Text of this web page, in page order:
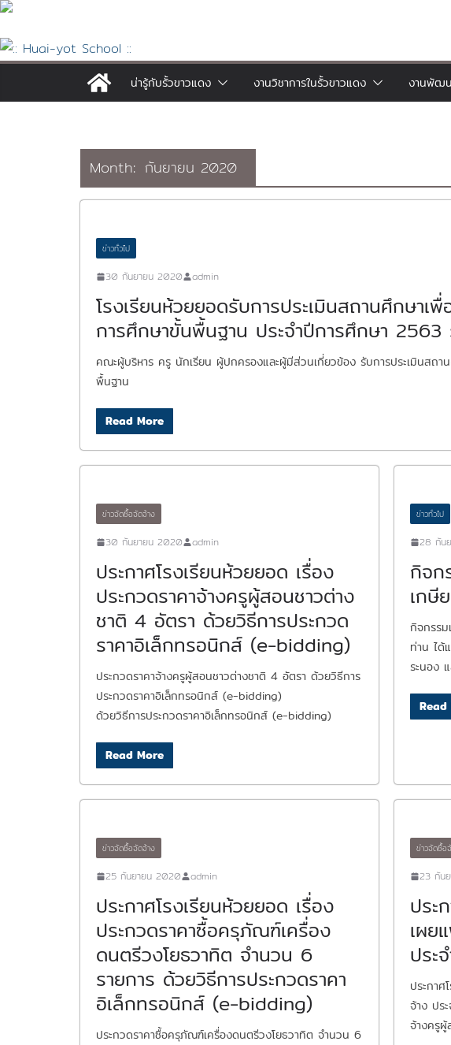
Skip
content
น่ารู้กับรั้วขาวแดง งานวิชาการในรั้วขาวแดง งานพัฒ
Month: กันยายน 2020
ข่าวทั่วไป
30 กันยายน 2020 admin
โรงเรียนห้วยยอดรับการประเมินสถานศึกษาเ
การศึกษาขั้นพื้นฐาน ประจำปีการศึกษา 2563
คณะผู้บริหาร ครู นักเรียน ผู้ปกครองและผู้มีส่วนเกี่ยวข้อง รับการประเมินสถา
พื้นฐาน
Read More
ข่าวจัดซื้อจัดจ้าง
30 กันยายน 2020 admin
ประกาศโรงเรียนห้วยยอด เรื่อง
ประกวดราคาจ้างครูผู้สอนชาวต่าง
ชาติ 4 อัตรา ด้วยวิธีการประกวด
ราคาอิเล็กทรอนิกส์ (e-bidding)
ประกวดราคาจ้างครูผู้สอนชาวต่างชาติ 4 อัตรา ด้วยวิธีการ
ประกวดราคาอิเล็กทรอนิกส์ (e-bidding)
ด้วยวิธีการประกวดราคาอิเล็กทรอนิกส์ (e-bidding)
Read More
ข่าวทั่วไป
28 กัน
กิจ
เกษี
กิจกรร
ท่าน ไ
ระนอง
Read
ข่าวจัดซื้อจัดจ้าง
25 กันยายน 2020 admin
ประกาศโรงเรียนห้วยยอด เรื่อง
ประกวดราคาซื้อครุภัณฑ์เครื่อง
ดนตรีวงโยธวาทิต จำนวน 6
รายการ ด้วยวิธีการประกวดราคา
อิเล็กทรอนิกส์ (e-bidding)
ประกวดราคาซื้อครุภัณฑ์เครื่องดนตรีวงโยธวาทิต จำนวน 6
ข่าวจัดซื้อ
23 กัน
ประ
เผย
ประ
ประกาศ
จ้าง ปร
จ้างครู